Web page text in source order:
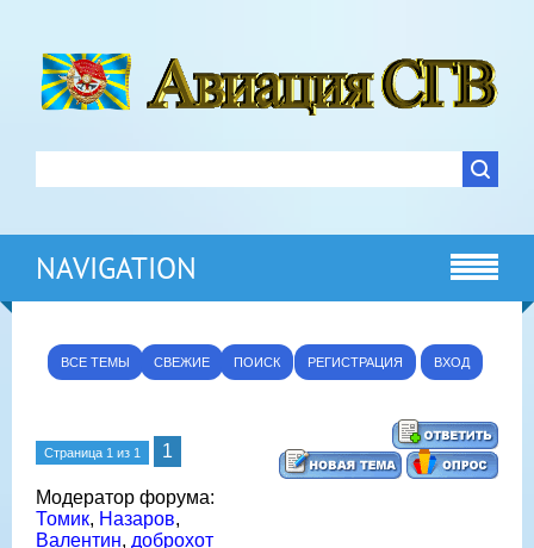
NAVIGATION
ВСЕ ТЕМЫ СВЕЖИЕ ПОИСК РЕГИСТРАЦИЯ ВХОД
Страница 1 из 1 1
Модератор форума:
Томик, Назаров,
Валентин, доброхот